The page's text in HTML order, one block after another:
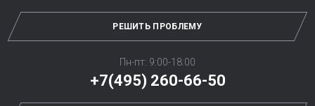
РЕШИТЬ ПРОБЛЕМУ
Пн-пт: 9:00-18:00
+7(495) 260-66-50